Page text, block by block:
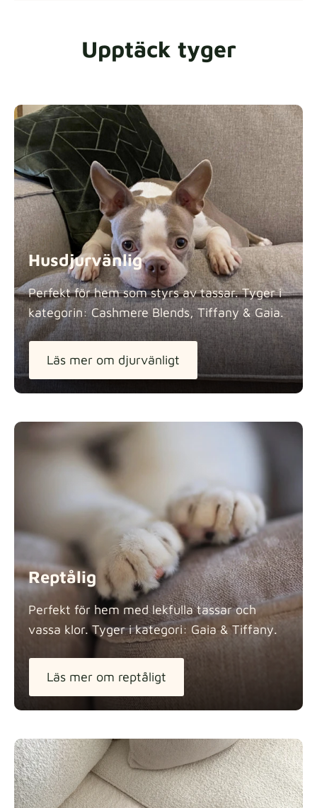
Natural Tygdetaljer
Panama Cotton extra -5% Tygdetaljer
Pure French Linen Tygdetaljer
Upptäck tyger
Husdjurvänlig
Perfekt för hem som styrs av tassar. Tyger i
kategorin: Cashmere Blends, Tiffany & Gaia.
Läs mer om djurvänligt
Reptålig
Perfekt för hem med lekfulla tassar och
vassa klor. Tyger i kategori: Gaia & Tiffany.
Läs mer om reptåligt